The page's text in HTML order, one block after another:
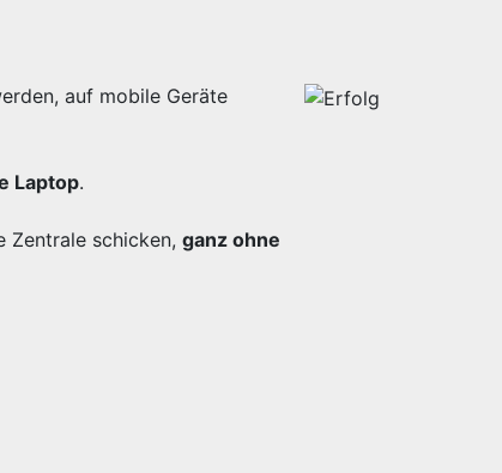
auf mobile Geräte
Laptop.
Zentrale schicken, ganz ohne